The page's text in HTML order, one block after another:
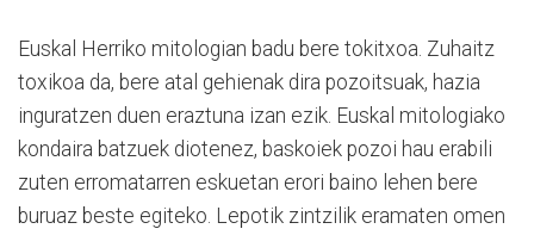
Euskal Herriko mitologian badu bere tokitxoa. Zuhaitz
toxikoa da, bere atal gehienak dira pozoitsuak, hazia
inguratzen duen eraztuna izan ezik. Euskal mitologiako
kondaira batzuek diotenez, baskoiek pozoi hau erabili
zuten erromatarren eskuetan erori baino lehen bere
buruaz beste egiteko. Lepotik zintzilik eramaten omen